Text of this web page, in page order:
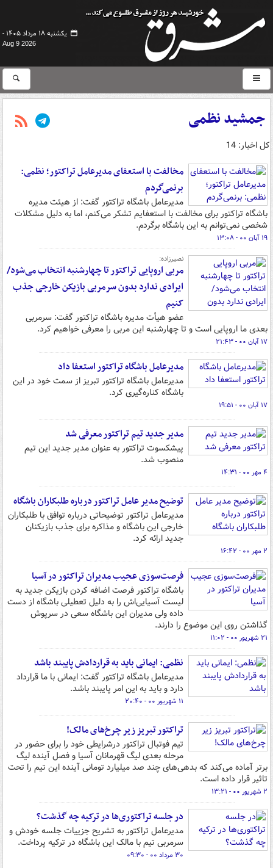
یکشنبه ۱۸ مرداد ۱۴۰۵ -
Aug 9 2026
جمشید نظمی
کل اخبار: 14
مخالفت با استعفای مدیرعامل تراکتور؛ نظمی:
برنمی‌گردم
مدیرعامل باشگاه تراکتور گفت: از هیئت مدیره
باشگاه تراکتور برای مخالفت با استعفایم تشکر می‌کنم، اما به دلیل مشکلات
شخصی نمی‌توانم به این باشگاه برگردم.
۱۹ آبان ۰۰ - ۱۳:۰۸
نصیرزاده:
مربی اروپایی تراکتور تا چهارشنبه انتخاب می‌شود/
ایرادی ندارد بدون سرمربی بازیکن خارجی جذب
کنیم
عضو هیأت مدیره باشگاه تراکتور گفت: سرمربی
بعدی ما اروپایی است و تا چهارشنبه این مربی را معرفی خواهیم کرد.
۱۷ آبان ۰۰ - ۲۱:۴۳
مدیرعامل باشگاه تراکتور استعفا داد
مدیرعامل باشگاه تراکتور تبریز از سمت خود در این
باشگاه کناره‌گیری کرد.
۱۷ آبان ۰۰ - ۱۹:۵۱
مدیر جدید تیم تراکتور معرفی شد
پیشکسوت تراکتور به عنوان مدیر جدید این تیم
منصوب شد.
۴ مهر ۰۰ - ۱۴:۳۱
توضیح مدیر عامل تراکتور درباره طلبکاران باشگاه
مدیرعامل تراکتور توضیحاتی درباره توافق با طلبکاران
خارجی این باشگاه و مذاکره برای جذب بازیکنان
جدید ارائه کرد.
۲ مهر ۰۰ - ۱۶:۴۲
فرصت‌سوزی عجیب مدیران تراکتور در آسیا
باشگاه تراکتور فرصت اضافه کردن بازیکن جدید به
لیست آسیایی‌اش را به دلیل تعطیلی باشگاه از دست
داده ولی مدیران این باشگاه سعی در سرپوش
گذاشتن روی این موضوع را دارند.
۲۱ شهریور ۰۰ - ۱۱:۰۲
نظمی: ایمانی باید به قراردادش پایبند باشد
مدیرعامل باشگاه تراکتور گفت:‌ ایمانی با ما قرارداد
دارد و باید به این امر پایبند باشد.
۱۱ شهریور ۰۰ - ۲۰:۴۰
تراکتور تبریز زیر چرخ‌های مالک!
تیم فوتبال تراکتور درشرایطی خود را برای حضور در
مرحله بعدی لیگ قهرمانان آسیا و فصل آینده لیگ
برتر آماده می‌کند که بدهی‌های چند صد میلیارد تومانی آینده این تیم را تحت
تاثیر قرار داده است.
۲ شهریور ۰۰ - ۱۳:۲۱
در جلسه تراکتوری‌ها در ترکیه چه گذشت؟
مدیرعامل تراکتور به تشریح جزییات جلسه خودش و
سرمربی تیم با مالک این باشگاه در ترکیه پرداخت.
۳۰ مرداد ۰۰ - ۰۹:۳۰